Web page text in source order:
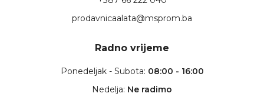
prodavnicaalata@msprom.ba
Radno vrijeme
Ponedeljak - Subota: 08:00 - 16:00
Nedelja: Ne radimo